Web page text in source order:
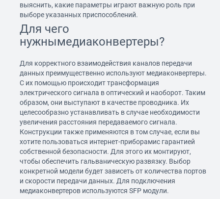
выяснить, какие параметры играют важную роль при
выборе указанных приспособлений.
Для чего
нужнымедиаконвертеры?
Для корректного взаимодействия каналов передачи
данных преимущественно используют медиаконвертеры.
С их помощью происходит трансформация
электрического сигнала в оптический и наоборот. Таким
образом, они выступают в качестве проводника. Их
целесообразно устанавливать в случае необходимости
увеличения расстояния передаваемого сигнала.
Конструкции также применяются в том случае, если вы
хотите пользоваться интернет-приборамис гарантией
собственной безопасности. Для этого их монтируют,
чтобы обеспечить гальваническую развязку. Выбор
конкретной модели будет зависеть от количества портов
и скорости передачи данных. Для подключения
медиаконвертеров используются SFP модули.